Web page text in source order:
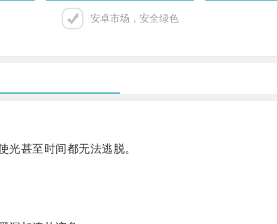
安卓市场，安全绿色
甚至时间都无法逃脱。